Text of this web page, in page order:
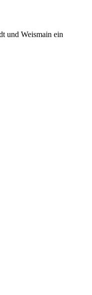
und Weismain ein